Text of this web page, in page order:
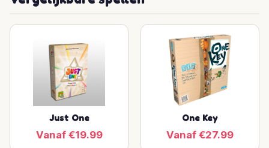
Just One
Vanaf €19.99
One Key
Vanaf €27.99